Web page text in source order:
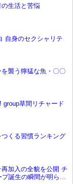
の生活と苦悩
自身のセクシャリテ
を襲う獰猛な魚・〇〇
group草間リチャード
つくる習慣ランキング
加入の全貌を公開 チ
誕生の瞬間が明らか